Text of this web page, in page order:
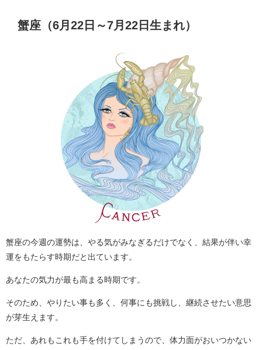
蟹座（6月22日～7月22日生まれ）
蟹座の今週の運勢は、やる気がみなぎるだけでなく、結果が伴い幸
運をもたらす時期だと出ています。
あなたの気力が最も高まる時期です。
そのため、やりたい事も多く、何事にも挑戦し、継続させたい意思
が芽生えます。
ただ、あれもこれも手を付けてしまうので、体力面がおいつかない